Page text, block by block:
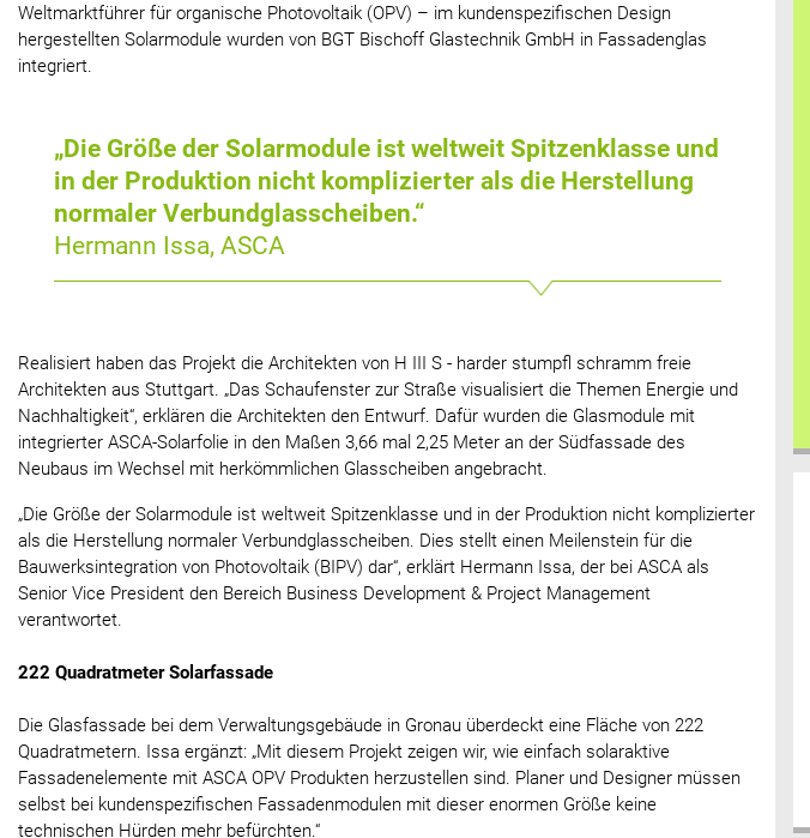
Weltmarktführer für organische Photovoltaik (OPV) – im kundenspezifischen Design
hergestellten Solarmodule wurden von BGT Bischoff Glastechnik GmbH in Fassadenglas
integriert.
„Die Größe der Solarmodule ist weltweit Spitzenklasse und
in der Produktion nicht komplizierter als die Herstellung
normaler Verbundglasscheiben.“
Hermann Issa, ASCA
Realisiert haben das Projekt die Architekten von H III S - harder stumpfl schramm freie
Architekten aus Stuttgart. „Das Schaufenster zur Straße visualisiert die Themen Energie und
Nachhaltigkeit“, erklären die Architekten den Entwurf. Dafür wurden die Glasmodule mit
integrierter ASCA-Solarfolie in den Maßen 3,66 mal 2,25 Meter an der Südfassade des
Neubaus im Wechsel mit herkömmlichen Glasscheiben angebracht.
„Die Größe der Solarmodule ist weltweit Spitzenklasse und in der Produktion nicht komplizierter
als die Herstellung normaler Verbundglasscheiben. Dies stellt einen Meilenstein für die
Bauwerksintegration von Photovoltaik (BIPV) dar“, erklärt Hermann Issa, der bei ASCA als
Senior Vice President den Bereich Business Development & Project Management
verantwortet.
222 Quadratmeter Solarfassade
Die Glasfassade bei dem Verwaltungsgebäude in Gronau überdeckt eine Fläche von 222
Quadratmetern. Issa ergänzt: „Mit diesem Projekt zeigen wir, wie einfach solaraktive
Fassadenelemente mit ASCA OPV Produkten herzustellen sind. Planer und Designer müssen
selbst bei kundenspezifischen Fassadenmodulen mit dieser enormen Größe keine
technischen Hürden mehr befürchten.“